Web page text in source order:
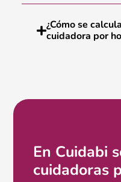
¿Cómo se
cuidadora por
En Cuidabi
cuidadoras